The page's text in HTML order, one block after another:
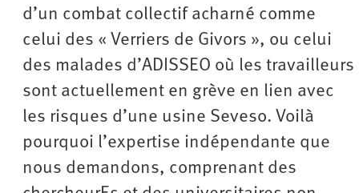
d’un combat collectif acharné comme
celui des « Verriers de Givors », ou celui
des malades d’ADISSEO où les travailleurs
sont actuellement en grève en lien avec
les risques d’une usine Seveso. Voilà
pourquoi l’expertise indépendante que
nous demandons, comprenant des